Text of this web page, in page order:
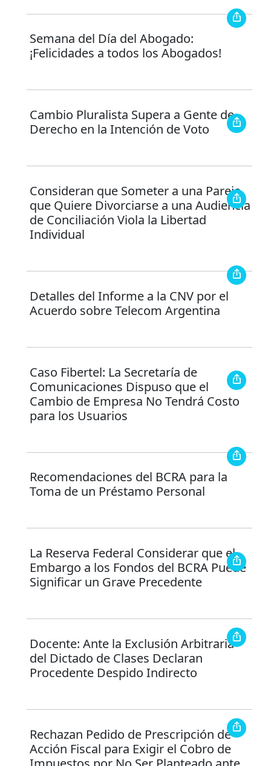
Semana del Día del Abogado:
¡Felicidades a todos los Abogados!
Cambio Pluralista Supera a Gente de
Derecho en la Intención de Voto
Consideran que Someter a una Pareja
que Quiere Divorciarse a una Audiencia
de Conciliación Viola la Libertad
Individual
Detalles del Informe a la CNV por el
Acuerdo sobre Telecom Argentina
Caso Fibertel: La Secretaría de
Comunicaciones Dispuso que el
Cambio de Empresa No Tendrá Costo
para los Usuarios
Recomendaciones del BCRA para la
Toma de un Préstamo Personal
La Reserva Federal Considerar que el
Embargo a los Fondos del BCRA Puede
Significar un Grave Precedente
Docente: Ante la Exclusión Arbitraria
del Dictado de Clases Declaran
Procedente Despido Indirecto
Rechazan Pedido de Prescripción de
Acción Fiscal para Exigir el Cobro de